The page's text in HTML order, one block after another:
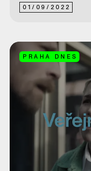
01/ 09/ 2022
PRAHA DNES